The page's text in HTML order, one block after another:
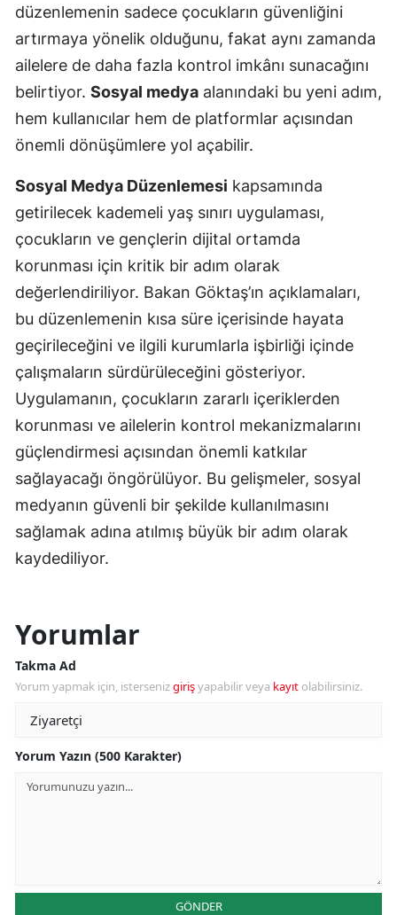
düzenlemenin sadece çocukların güvenliğini
artırmaya yönelik olduğunu, fakat aynı zamanda
ailelere de daha fazla kontrol imkânı sunacağını
belirtiyor. Sosyal medya alanındaki bu yeni adım,
hem kullanıcılar hem de platformlar açısından
önemli dönüşümlere yol açabilir.
Sosyal Medya Düzenlemesi kapsamında
getirilecek kademeli yaş sınırı uygulaması,
çocukların ve gençlerin dijital ortamda
korunması için kritik bir adım olarak
değerlendiriliyor. Bakan Göktaş’ın açıklamaları,
bu düzenlemenin kısa süre içerisinde hayata
geçirileceğini ve ilgili kurumlarla işbirliği içinde
çalışmaların sürdürüleceğini gösteriyor.
Uygulamanın, çocukların zararlı içeriklerden
korunması ve ailelerin kontrol mekanizmalarını
güçlendirmesi açısından önemli katkılar
sağlayacağı öngörülüyor. Bu gelişmeler, sosyal
medyanın güvenli bir şekilde kullanılmasını
sağlamak adına atılmış büyük bir adım olarak
kaydediliyor.
Yorumlar
Takma Ad
Yorum yapmak için, istersenizgirişyapabilir veya kayıt olabilirsiniz.
Yorum Yazın (500 Karakter)
GÖNDER